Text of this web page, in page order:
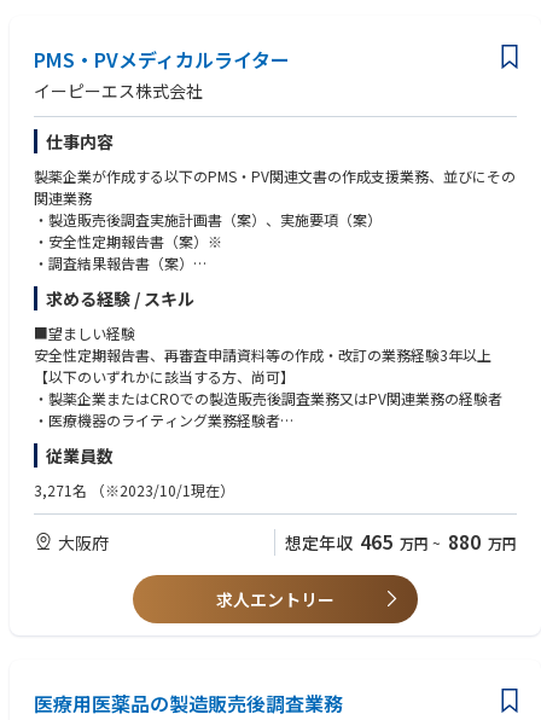
PMS・PVメディカルライター
イーピーエス株式会社
仕事内容
製薬企業が作成する以下のPMS・PV関連文書の作成支援業務、並びにその
関連業務
・製造販売後調査実施計画書（案）、実施要項（案）
・安全性定期報告書（案）※
・調査結果報告書（案）
・再審査申請資料（案）※
・PBRER、DSUR、未知非重篤副作用定期報告（案）、等
※PMS関連パート及びPV関連パートを含む全パート
◆上記のいずれかに対応できる方であれば応募可能です
■当ポジションの特長
・製薬企業等で培ったご経験を活かし、落ち着いた環境で業務に専念する
待できます。
・これまでに作成経験の無い文書にも、各人の意欲に応じて挑戦すること
が可能です。いずれはライティング業務のエキスパートを目指せます。
・ライティング業務の多くはリモートワークでの対応が可能です。所属長
の了承のもと、業務状況により、出社か在宅か、各自で予定を立て就業す
・製造販売後のメディカルライティング部門として、約40名のライターが
在籍しています。その大半がPMSやPV関連の文書（安全性定期報告書や再
求める経験 / スキル
■望ましい経験
安全性定期報告書、再審査申請資料等の作成・改訂の業務経験3年以上
【以下のいずれかに該当する方、尚可】
・製薬企業またはCROでの製造販売後調査業務又はPV関連業務の経験者
・医療機器のライティング業務経験者
・英文ライティング業務の経験のある方
・臨床試験、臨床研究のメディカルライティング業務経験者（プロトコル
やCSR作成経験）
■求める人材
・明るく前向きに仕事に取り組める方
・チームワークを大切にできる方
・柔軟で高いコミュニケーション能力のある方
従業員数
3,271名 （※2023/10/1現在）
大阪府 想定年収 465 万円 ~ 880 万円
求人エントリー
医療用医薬品の製造販売後調査業務